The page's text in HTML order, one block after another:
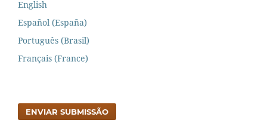
English
Español (España)
Português (Brasil)
Français (France)
ENVIAR SUBMISSÃO